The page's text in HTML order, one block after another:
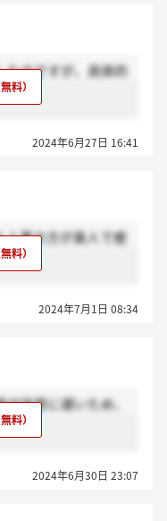
たのですが、具体的
2024年6月27日 16:41
人事の方が美人で癒
2024年7月1日 08:34
非常に遅いため、
2024年6月30日 23:07